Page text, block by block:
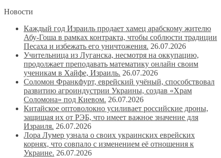
Новости
Каждый год Израиль продает хамец арабскому жителю
Абу-Гоша в рамках контракта, чтобы соблюсти традиции
Песаха и избежать его уничтожения. 26.07.2026
Учительница из Луганска, несмотря на оккупацию,
продолжает преподавать математику онлайн своим
ученикам в Хайфе, Израиль. 26.07.2026
Соломон Франкфурт, еврейский учёный, способствовал
развитию агроиндустрии Украины, создав «Храм
Соломона» под Киевом. 26.07.2026
Китайское оптоволокно усиливает российские дроны,
защищая их от РЭБ, что имеет важное значение для
Израиля. 26.07.2026
Лора Лумер узнала о своих украинских еврейских
корнях, что совпало с изменением её отношения к
Украине. 26.07.2026